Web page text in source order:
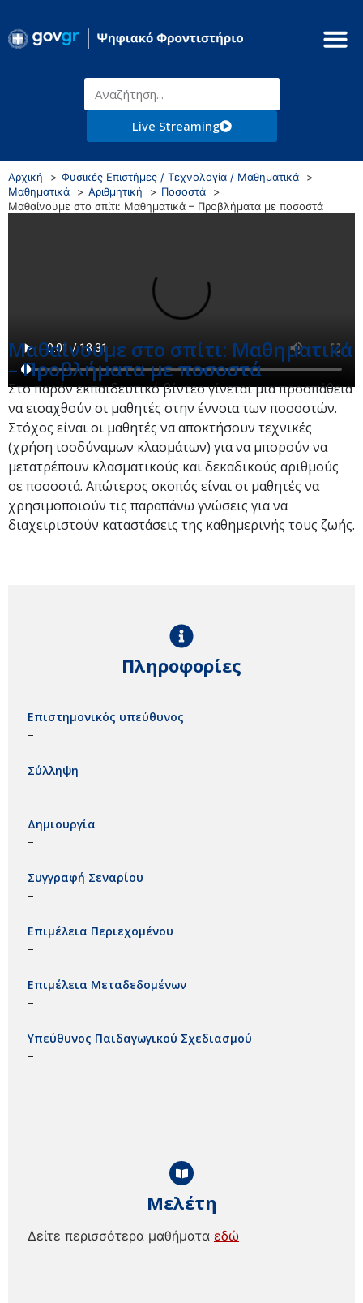
Live Streaming
Αρχική
Φυσικές Επιστήμες / Τεχνολογία / Μαθηματικά
Μαθηματικά
Αριθμητική
Ποσοστά
Μαθαίνουμε στο σπίτι: Μαθηματικά – Προβλήματα με ποσοστά
Μαθαίνουμε στο σπίτι: Μαθηματικά
– Προβλήματα με ποσοστά
Στο παρόν εκπαιδευτικό βίντεο γίνεται μια προσπάθεια
να εισαχθούν οι μαθητές στην έννοια των ποσοστών.
Στόχος είναι οι μαθητές να αποκτήσουν τεχνικές
(χρήση ισοδύναμων κλασμάτων) για να μπορούν να
μετατρέπουν κλασματικούς και δεκαδικούς αριθμούς
σε ποσοστά. Απώτερος σκοπός είναι οι μαθητές να
χρησιμοποιούν τις παραπάνω γνώσεις για να
διαχειριστούν καταστάσεις της καθημερινής τους ζωής.
Μελέτη
Δείτε περισσότερα μαθήματα εδώ
Πληροφορίες
Επιστημονικός υπεύθυνος
–
Σύλληψη
–
Δημιουργία
–
Συγγραφή Σεναρίου
–
Επιμέλεια Περιεχομένου
–
Επιμέλεια Μεταδεδομένων
–
Υπεύθυνος Παιδαγωγικού Σχεδιασμού
–